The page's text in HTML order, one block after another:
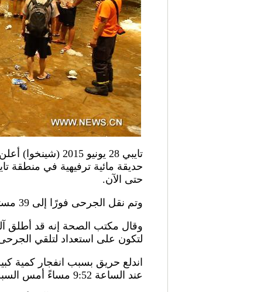
تايبي 28 يونيو
حتى الآن.
وتم نقل الجرحى فورًا إلى 39 مستشفى محليا ومجاورا للعلاج الطبي.
وقال مكتب الصحة إنه قد أطلق
لتكون على استعداد لتلقي
اندلع حريق بسبب انفجار كمية
عند الساعة 9:52 مساءً أمس السبت.